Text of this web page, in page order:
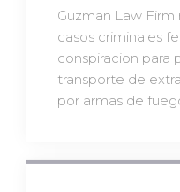
Guzman Law
casos criminales
conspiracion para
transporte de
por armas de